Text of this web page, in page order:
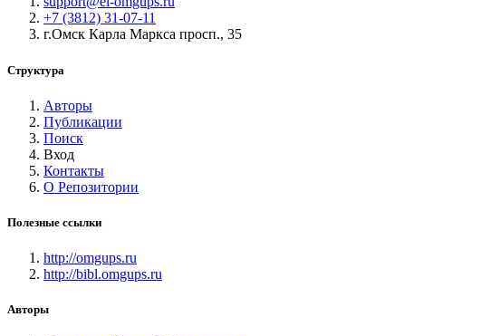
+7 (3812) 31-07-11
г.Омск Карла Маркса просп., 35
Структура
Авторы
Публикации
Поиск
Вход
Контакты
О Репозитории
Полезные ссылки
http://omgups.ru
http://bibl.omgups.ru
Авторы